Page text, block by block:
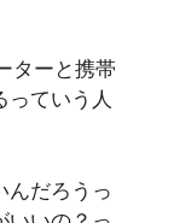
ターと携帯
っていう人
んだろうっ